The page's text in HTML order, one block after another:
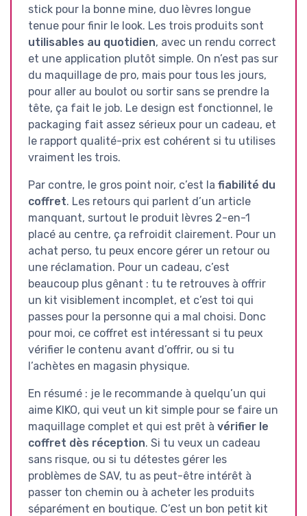
stick pour la bonne mine, duo lèvres longue
tenue pour finir le look. Les trois produits sont
utilisables au quotidien, avec un rendu correct
et une application plutôt simple. On n’est pas sur
du maquillage de pro, mais pour tous les jours,
pour aller au boulot ou sortir sans se prendre la
tête, ça fait le job. Le design est fonctionnel, le
packaging fait assez sérieux pour un cadeau, et
le rapport qualité-prix est cohérent si tu utilises
vraiment les trois.
Par contre, le gros point noir, c’est la fiabilité du
coffret. Les retours qui parlent d’un article
manquant, surtout le produit lèvres 2-en-1
placé au centre, ça refroidit clairement. Pour un
achat perso, tu peux encore gérer un retour ou
une réclamation. Pour un cadeau, c’est
beaucoup plus gênant : tu te retrouves à offrir
un kit visiblement incomplet, et c’est toi qui
passes pour la personne qui a mal choisi. Donc
pour moi, ce coffret est intéressant si tu peux
vérifier le contenu avant d’offrir, ou si tu
l’achètes en magasin physique.
En résumé : je le recommande à quelqu’un qui
aime KIKO, qui veut un kit simple pour se faire un
maquillage complet et qui est prêt à vérifier le
coffret dès réception. Si tu veux un cadeau
sans risque, ou si tu détestes gérer les
problèmes de SAV, tu as peut-être intérêt à
passer ton chemin ou à acheter les produits
séparément en boutique. C’est un bon petit kit